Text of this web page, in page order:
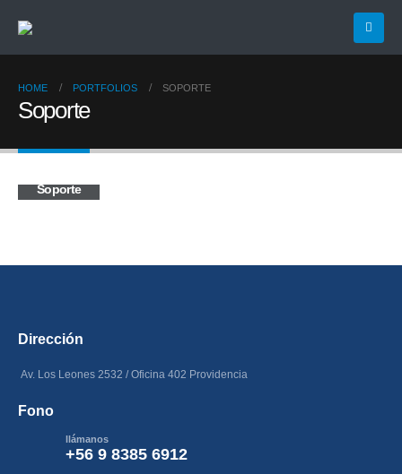
HOME PORTFOLIOS SOPORTE
Soporte
Soporte
Dirección
Av. Los Leones 2532 /Oficina 402 Providencia
Fono
llámanos
+56 9 8385 6912